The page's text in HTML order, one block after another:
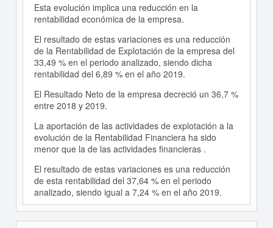
Esta evolución implica una reducción en la
rentabilidad económica de la empresa.
El resultado de estas variaciones es una reducción
de la Rentabilidad de Explotación de la empresa del
33,49 % en el periodo analizado, siendo dicha
rentabilidad del 6,89 % en el año 2019.
El Resultado Neto de la empresa decreció un 36,7 %
entre 2018 y 2019.
La aportación de las actividades de explotación a la
evolución de la Rentabilidad Financiera ha sido
menor que la de las actividades financieras .
El resultado de estas variaciones es una reducción
de esta rentabilidad del 37,64 % en el periodo
analizado, siendo igual a 7,24 % en el año 2019.